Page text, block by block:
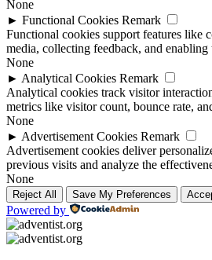
None
► Functional Cookies Remark
Functional cookies support features like
media, collecting feedback, and
None
► Analytical Cookies Remark
Analytical cookies track visitor
metrics like visitor count, bounce rate,
None
► Advertisement Cookies Remark
Advertisement cookies deliver
previous visits and analyze the
None
Reject All Save My Preferences
Powered by